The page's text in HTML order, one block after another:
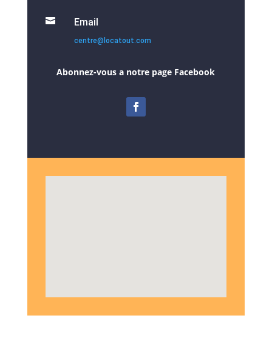
 Email
centre@locatout.com
Abonnez-vous a notre page Facebook